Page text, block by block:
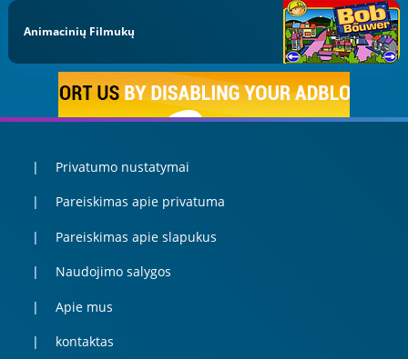
Animacinių Filmukų
Privatumo nustatymai
Pareiskimas apie privatuma
Pareiskimas apie slapukus
Naudojimo salygos
Apie mus
kontaktas